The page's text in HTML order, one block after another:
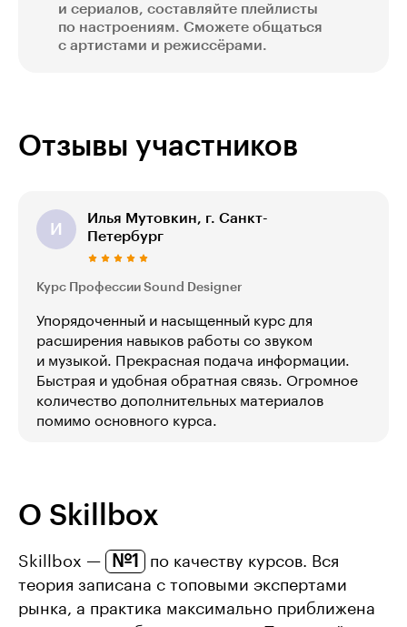
и сериалов, составляйте плейлисты
по настроениям. Сможете общаться
с артистами и режиссёрами.
Отзывы участников
И
Илья Мутовкин, г. Санкт-
Петербург
Курс Профессии Sound Designer
Упорядоченный и насыщенный курс для
расширения навыков работы со звуком
и музыкой. Прекрасная подача информации.
Быстрая и удобная обратная связь. Огромное
количество дополнительных материалов
помимо основного курса.
О Skillbox
Skillbox — №1
по качеству курсов. Вся
теория записана с топовыми экспертами
рынка, а практика максимально приближена